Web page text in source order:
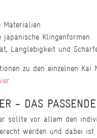
Materialien
japanische Klingenformen
Langlebigkeit und
zu den einzelnen Kai
.
- DAS
sollte vor allem den
werden und dabei ist